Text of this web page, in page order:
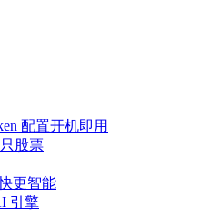
配置开机即用
股票
更智能
引擎